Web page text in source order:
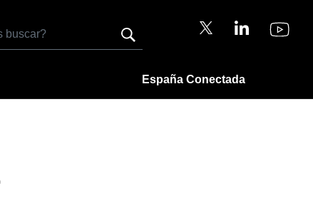
España Conectada